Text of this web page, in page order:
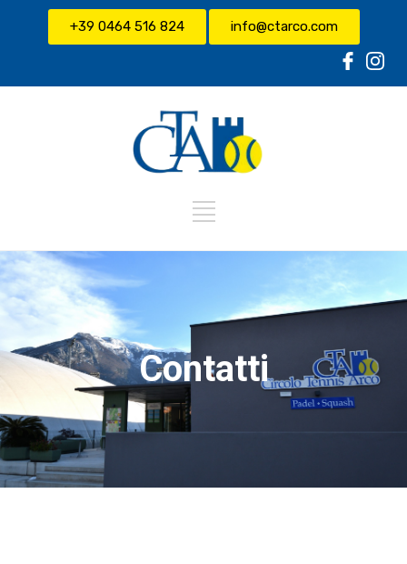
+39 0464 516 824 info@ctarco.com
Contatti